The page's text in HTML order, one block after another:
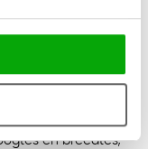
met oog voor
zijn modulair op
en breedtes,